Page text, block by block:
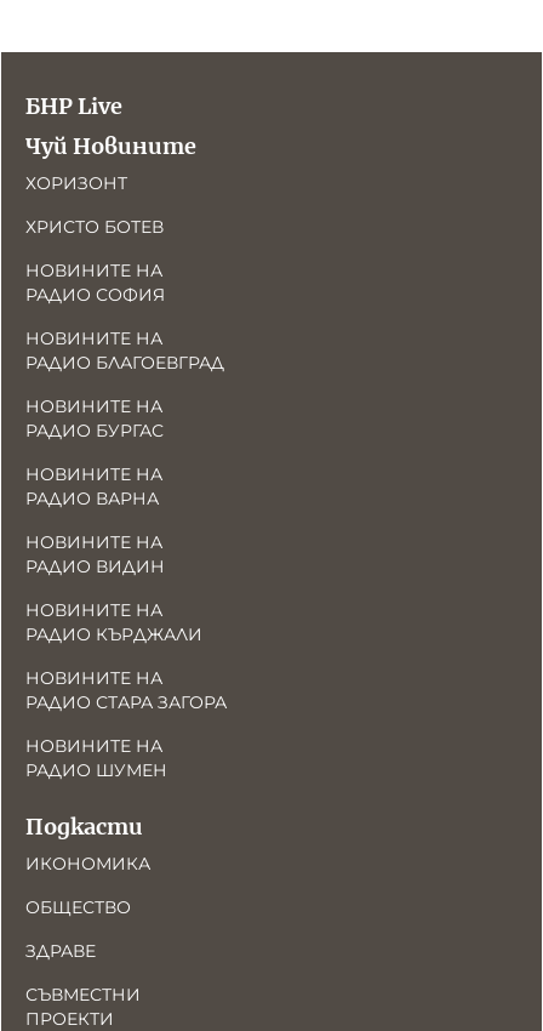
БНР Live
Чуй Новините
ХОРИЗОНТ
ХРИСТО БОТЕВ
НОВИНИТЕ НА
РАДИО СОФИЯ
НОВИНИТЕ НА
РАДИО БЛАГОЕВГРАД
НОВИНИТЕ НА
РАДИО БУРГАС
НОВИНИТЕ НА
РАДИО ВАРНА
НОВИНИТЕ НА
РАДИО ВИДИН
НОВИНИТЕ НА
РАДИО КЪРДЖАЛИ
НОВИНИТЕ НА
РАДИО СТАРА ЗАГОРА
НОВИНИТЕ НА
РАДИО ШУМЕН
Подкасти
ИКОНОМИКА
ОБЩЕСТВО
ЗДРАВЕ
СЪВМЕСТНИ
ПРОЕКТИ